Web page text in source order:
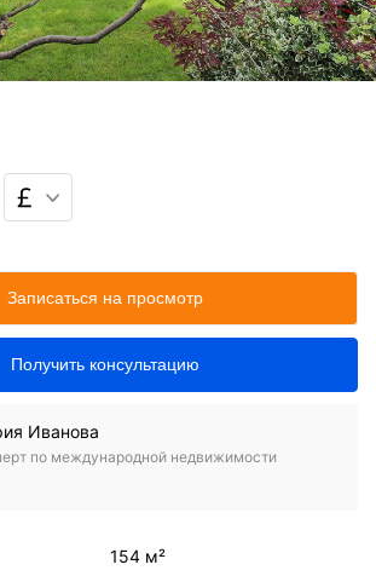
Записаться на просмотр
Получить консультацию
Иванова
по международной недвижимости
154 м²